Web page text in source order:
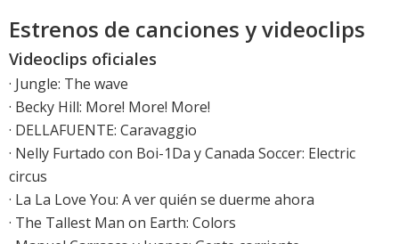
Estrenos de canciones y videoclips
Videoclips oficiales
· Jungle: The wave
· Becky Hill: More! More! More!
· DELLAFUENTE: Caravaggio
· Nelly Furtado con Boi-1Da y Canada Soccer: Electric
circus
· La La Love You: A ver quién se duerme ahora
· The Tallest Man on Earth: Colors